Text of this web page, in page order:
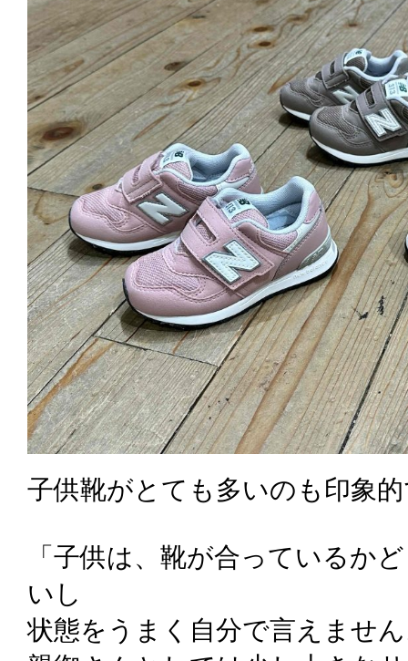
子供靴がとても多いのも印象
「子供は、靴が合っているか
いし
状態をうまく自分で言えませ